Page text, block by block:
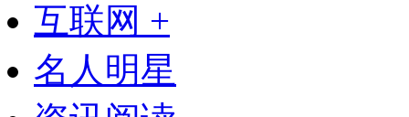
互联网 +
名人明星